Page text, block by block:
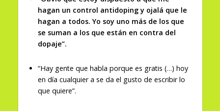
hagan un control antidoping y ojalá que le
hagan a todos. Yo soy uno más de los que
se suman a los que están en contra del
dopaje”.
“Hay gente que habla porque es gratis (…) hoy
en día cualquier a se da el gusto de escribir lo
que quiere”.